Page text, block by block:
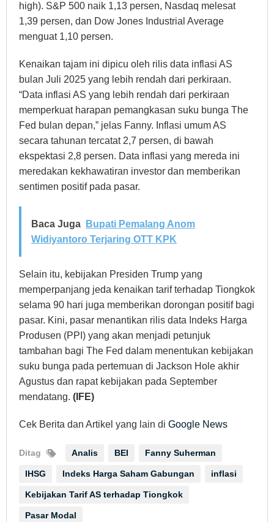
high). S&P 500 naik 1,13 persen, Nasdaq melesat
1,39 persen, dan Dow Jones Industrial Average
menguat 1,10 persen.
Kenaikan tajam ini dipicu oleh rilis data inflasi AS
bulan Juli 2025 yang lebih rendah dari perkiraan.
“Data inflasi AS yang lebih rendah dari perkiraan
memperkuat harapan pemangkasan suku bunga The
Fed bulan depan,” jelas Fanny. Inflasi umum AS
secara tahunan tercatat 2,7 persen, di bawah
ekspektasi 2,8 persen. Data inflasi yang mereda ini
meredakan kekhawatiran investor dan memberikan
sentimen positif pada pasar.
Baca Juga
Bupati Pemalang Anom
Widiyantoro Terjaring OTT KPK
Selain itu, kebijakan Presiden Trump yang
memperpanjang jeda kenaikan tarif terhadap Tiongkok
selama 90 hari juga memberikan dorongan positif bagi
pasar. Kini, pasar menantikan rilis data Indeks Harga
Produsen (PPI) yang akan menjadi petunjuk
tambahan bagi The Fed dalam menentukan kebijakan
suku bunga pada pertemuan di Jackson Hole akhir
Agustus dan rapat kebijakan pada September
mendatang. (IFE)
Cek Berita dan Artikel yang lain di Google News
Ditag Analis BEI Fanny Suherman
IHSG Indeks Harga Saham Gabungan inflasi
Kebijakan Tarif AS terhadap Tiongkok
Pasar Modal